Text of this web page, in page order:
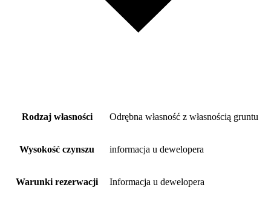
Rodzaj własności Odrębna własność z własnością gruntu
Wysokość czynszu informacja u dewelopera
Warunki rezerwacji Informacja u dewelopera